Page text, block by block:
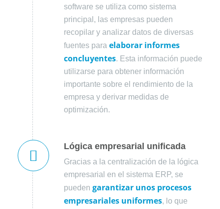
software se utiliza como sistema
principal, las empresas pueden
recopilar y analizar datos de diversas
fuentes para elaborar informes
concluyentes. Esta información puede
utilizarse para obtener información
importante sobre el rendimiento de la
empresa y derivar medidas de
optimización.
Lógica empresarial unificada
Gracias a la centralización de la lógica
empresarial en el sistema ERP, se
pueden garantizar unos procesos
empresariales uniformes, lo que